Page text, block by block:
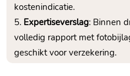
kostenindicatie.​
Expertiseverslag: Binnen
volledig rapport met
geschikt voor verzekering.​